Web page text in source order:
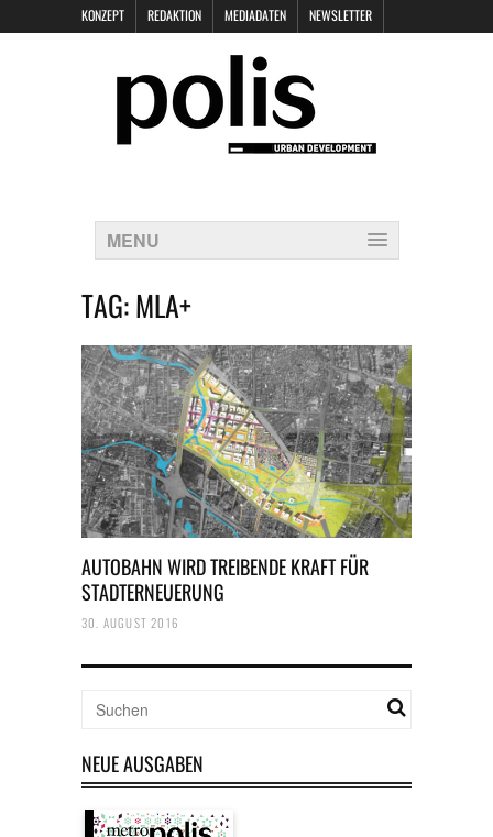
KONZEPT REDAKTION MEDIADATEN NEWSLETTER
DATENSCHUTZ
MENU
TAG:MLA+
AUTOBAHN WIRD TREIBENDE KRAFT FÜR
STADTERNEUERUNG
30. AUGUST 2016
NEUE AUSGABEN